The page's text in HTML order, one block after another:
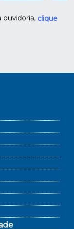
ouvidoria, clique